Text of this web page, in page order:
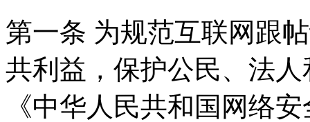
第一条 为规范互联网跟
共利益，保护公民、法
《中华人民共和国网络